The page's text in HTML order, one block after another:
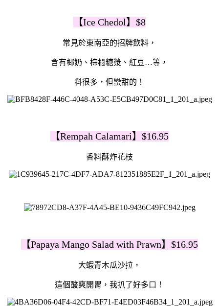
【Ice Chedol】$8
常見於東南亞的招牌飲料，
含有椰奶、棕櫚糖漿、紅豆…等，
料很多，但蠻甜的！
【Rempah Calamari】$16.95
香料酥炸花枝
【Papaya Mango Salad with Prawn】$16.95
大蝦青木瓜沙拉，
這個酸爽開胃，我扒了好多口！